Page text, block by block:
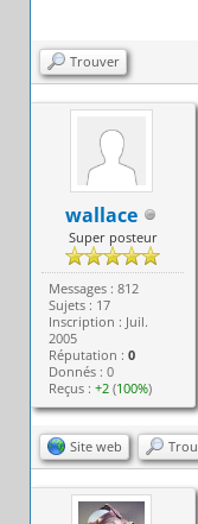
Trouver
wallace
Super posteur
Messages : 812
Sujets : 17
Inscription : Juil.
2005
Réputation :0
Donnés : 0
Reçus :+2 (100%)
Site web